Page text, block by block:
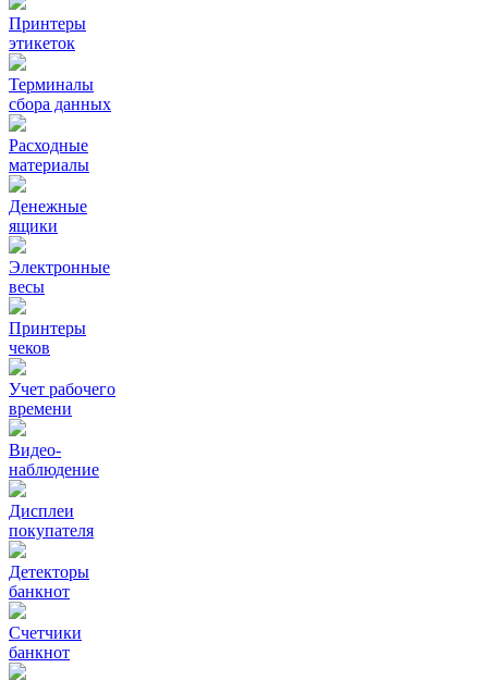
Принтеры
этикеток
Терминалы
сбора данных
Расходные
материалы
Денежные
ящики
Электронные
весы
Принтеры
чеков
Учет рабочего
времени
Видео‑
наблюдение
Дисплеи
покупателя
Детекторы
банкнот
Счетчики
банкнот